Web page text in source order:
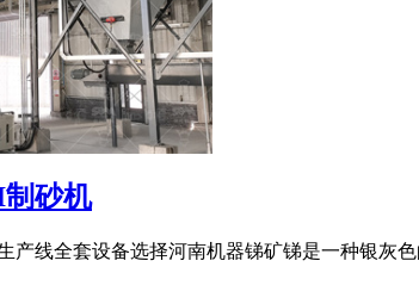
砂机
产线全套设备选择河南机器锑矿锑是一种银灰